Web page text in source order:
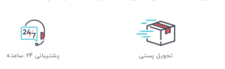
تحویل پستی پشتیبانی 24 ساعته